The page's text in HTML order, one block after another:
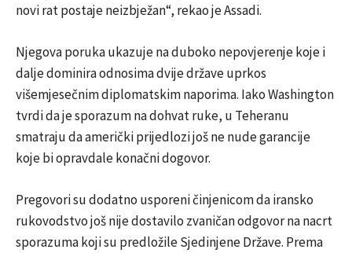
novi rat postaje neizbježan“, rekao je Assadi.
Njegova poruka ukazuje na duboko nepovjerenje koje i
dalje dominira odnosima dvije države uprkos
višemjesečnim diplomatskim naporima. Iako Washington
tvrdi da je sporazum na dohvat ruke, u Teheranu
smatraju da američki prijedlozi još ne nude garancije
koje bi opravdale konačni dogovor.
Pregovori su dodatno usporeni činjenicom da iransko
rukovodstvo još nije dostavilo zvaničan odgovor na nacrt
sporazuma koji su predložile Sjedinjene Države. Prema